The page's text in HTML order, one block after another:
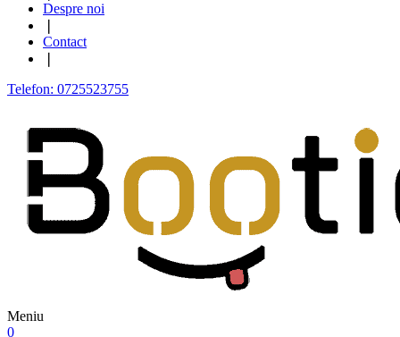
Despre noi
Contact
Telefon: 0725523755
Meniu
0